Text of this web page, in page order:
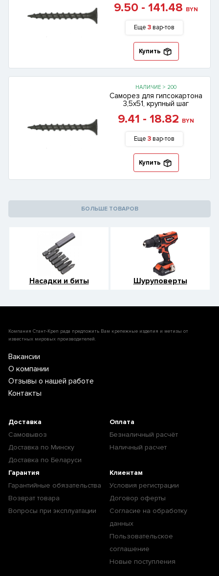
9.50 - 141.48 BYN
Еще 3вар-тов
Купить
НАЛИЧИЕ > 200
Саморез для гипсокартона
3,5х51, крупный шаг
9.41 - 18.82 BYN
Еще 3вар-тов
Купить
БОЛЬШЕ ТОВАРОВ
Насадки и биты Шуруповерты
Компания Стант-Креп рада предложить Вам крепежные изделия и метизы от
известных мировых производителей.
Вакансии
О компании
Отзывы о нашей работе
Контакты
Доставка
Самовывоз
Доставка по Минску
Доставка по Беларуси
Оплата
Безналичный расчёт
Наличный расчет
Гарантия
Гарантийные обязательства
Возврат товара
Вопросы при эксплуатации
Клиентам
Условия регистрации
Договор оферты
Согласие на обработку
данных
Пользовательское
соглашение
Новые поступления